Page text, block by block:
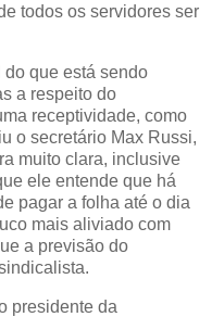
todos os servidores ser
do que está sendo
a respeito do
receptividade, como
o secretário Max Russi,
muito clara, inclusive
ele entende que há
pagar a folha até o dia
mais aliviado com
a previsão do
presidente da